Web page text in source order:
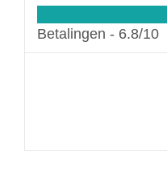
Betalingen - 6.8/10